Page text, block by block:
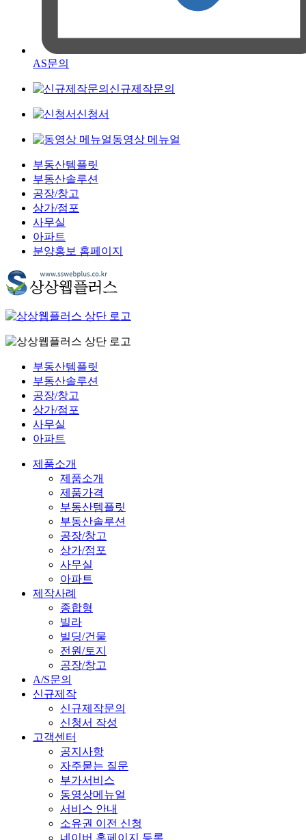
AS문의
신규제작문의
신청서
동영상 메뉴얼
부동산템플릿
부동산솔루션
공장/창고
상가/점포
사무실
아파트
분양홍보 홈페이지
부동산템플릿
부동산솔루션
공장/창고
상가/점포
사무실
아파트
제품소개
제품소개
제품가격
부동산템플릿
부동산솔루션
공장/창고
상가/점포
사무실
아파트
제작사례
종합형
빌라
빌딩/건물
전원/토지
공장/창고
A/S문의
신규제작
신규제작문의
신청서 작성
고객센터
공지사항
자주묻는 질문
부가서비스
동영상메뉴얼
서비스 안내
소유권 이전 신청